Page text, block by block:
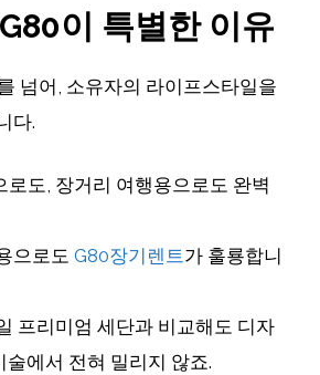
이 특별한 이유
넘어, 소유자의 라이프스타일을
다.
로도, 장거리 여행용으로도 완벽
으로도 G80장기렌트가 훌룡합니
프리미엄 세단과 비교해도 디자
술에서 전혀 밀리지 않죠.